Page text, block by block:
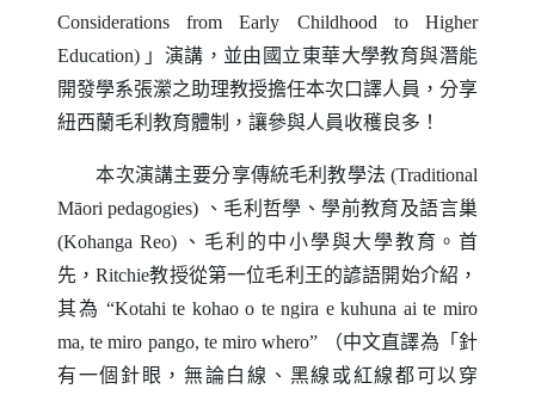
Considerations from Early Childhood to Higher
Education) 」演講，並由國立東華大學教育與潛能
開發學系張瀠之助理教授擔任本次口譯人員，分享
紐西蘭毛利教育體制，讓參與人員收穫良多！
本次演講主要分享傳統毛利教學法 (Traditional
Māori pedagogies) 、毛利哲學、學前教育及語言巢
(Kohanga Reo)、毛利的中小學與大學教育。首
先，Ritchie教授從第一位毛利王的諺語開始介紹，
其為 “Kotahi te kohao o te ngira e kuhuna ai te miro
ma,te miro pango, te miro whero” （中文直譯為「針
有一個針眼，無論白線、黑線或紅線都可以穿